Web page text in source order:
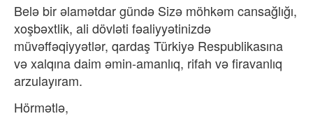
Belə bir əlamətdar gündə Sizə möhkəm cansağlığı,
xoşbəxtlik, ali dövləti fəaliyyətinizdə
müvəffəqiyyətlər, qardaş Türkiyə Respublikasına
və xalqına daim əmin-amanlıq, rifah və firavanlıq
arzulayıram.
Hörmətlə,